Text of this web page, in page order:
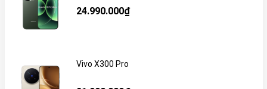
24.990.000₫
Vivo X300 Pro